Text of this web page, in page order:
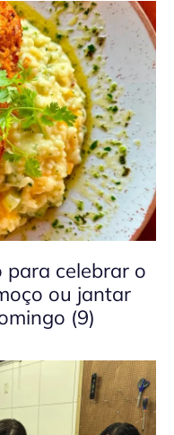
para celebrar o
ou jantar
(9)